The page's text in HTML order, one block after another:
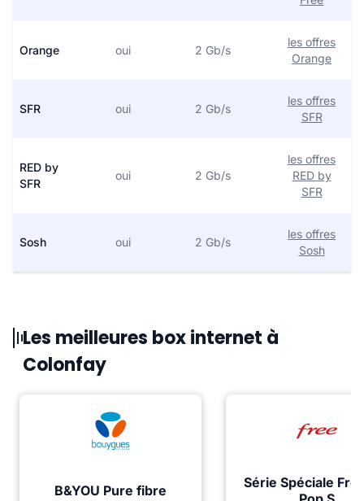
Orange oui 2 Gb/s
les offres
Orange
SFR oui 2 Gb/s
les offres
SFR
RED by
SFR
oui 2 Gb/s
les offres
RED by
SFR
Sosh oui 2 Gb/s
les offres
Sosh
Les meilleures box internet à
Colonfay
B&YOU Pure fibre
Série Spéciale